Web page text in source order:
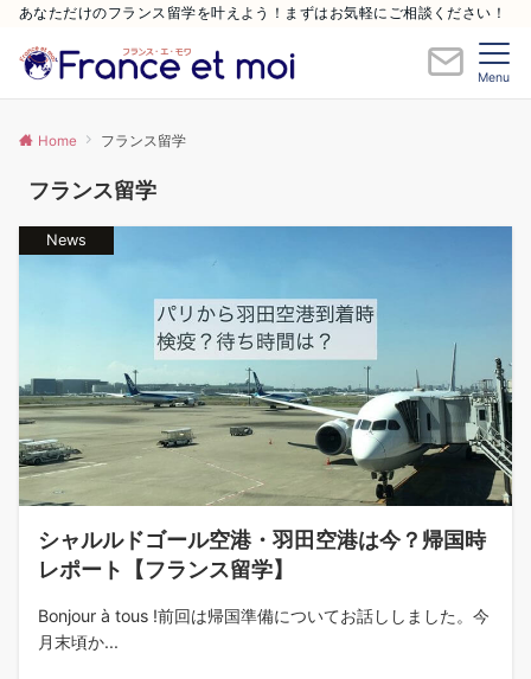
あなただけのフランス留学を叶えよう！まずはお気軽にご相談ください！
Menu
Home フランス留学
フランス留学
News
シャルルドゴール空港・羽田空港は今？帰国時
レポート【フランス留学】
Bonjour à tous !前回は帰国準備についてお話ししました。今
月末頃か...